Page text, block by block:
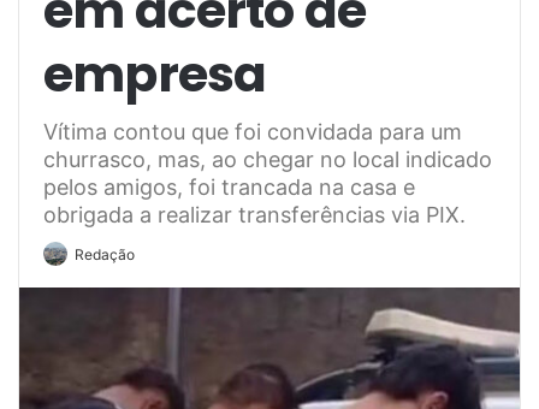
empresa
Vítima contou que foi convidada para um
churrasco, mas, ao chegar no local indicado
pelos amigos, foi trancada na casa e
obrigada a realizar transferências via PIX.
Redação